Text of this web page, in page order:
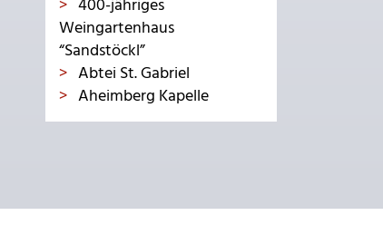
400-jähriges
Weingartenhaus
“Sandstöckl”
Abtei St. Gabriel
Aheimberg Kapelle